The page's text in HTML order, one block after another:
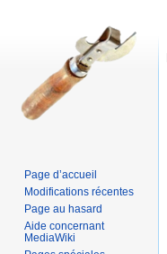
Page d’accueil
Modifications récentes
Page au hasard
Aide concernant
MediaWiki